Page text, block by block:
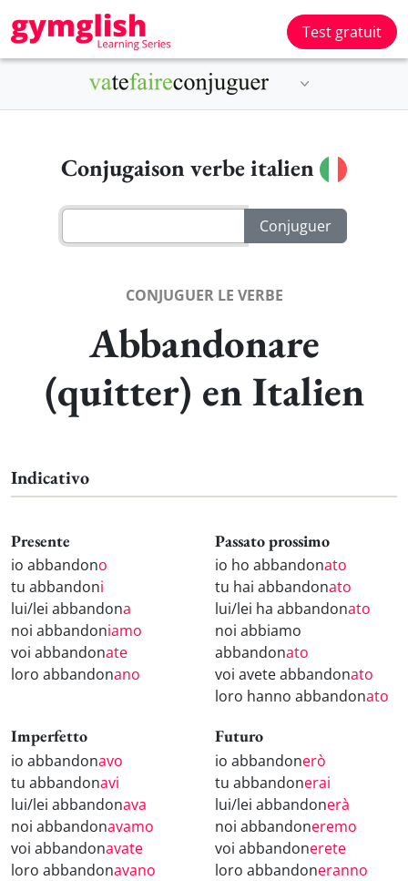
Test gratuit
Conjugaison verbe italien
CONJUGUER LE VERBE
Abbandonare
(quitter) en Italien
Indicativo
Presente
io abbandono
tu abbandoni
lui/lei abbandona
noi abbandoniamo
voi abbandonate
loro abbandonano
Passato prossimo
io ho abbandonato
tu hai abbandonato
lui/lei ha abbandonato
noi abbiamo
abbandonato
voi avete abbandonato
loro hanno abbandonato
Imperfetto
io abbandonavo
tu abbandonavi
lui/lei abbandonava
noi abbandonavamo
voi abbandonavate
loro abbandonavano
Futuro
io abbandonerò
tu abbandonerai
lui/lei abbandonerà
noi abbandoneremo
voi abbandonerete
loro abbandoneranno